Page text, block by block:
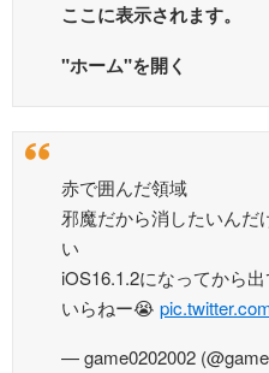
ここに表示されます。
"ホーム"を開く
赤で囲んだ領域
邪魔だから消したいん
い
iOS16.1.2になってから
いらねー😭
— game0202002